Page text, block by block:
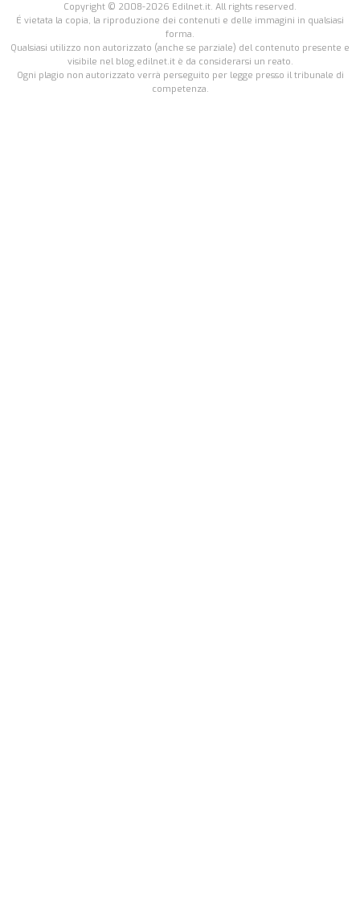
Copyright © 2008-2026 Edilnet.it. All rights reserved.
É vietata la copia, la riproduzione dei contenuti e delle immagini in qualsiasi
forma.
Qualsiasi utilizzo non autorizzato (anche se parziale) del contenuto presente e
visibile nel blog.edilnet.it è da considerarsi un reato.
Ogni plagio non autorizzato verrà perseguito per legge presso il tribunale di
competenza.